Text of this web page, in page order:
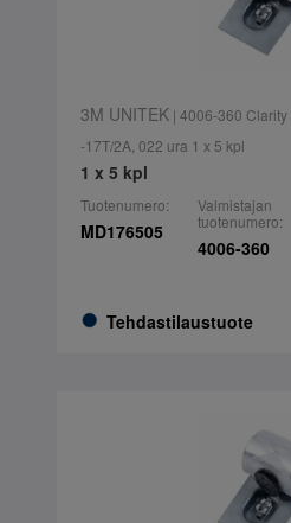
3M UNITEK| 4006-360 Clarity
-17T/2A, 022 ura 1 x 5 kpl
1 x 5 kpl
Tuotenumero:
MD176505
Tehdastilaustuote
Valmistajan
tuotenumero:
4006-360